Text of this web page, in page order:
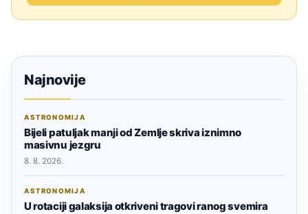
Najnovije
ASTRONOMIJA
Bijeli patuljak manji od Zemlje skriva iznimno
masivnu jezgru
8. 8. 2026.
ASTRONOMIJA
U rotaciji galaksija otkriveni tragovi ranog svemira